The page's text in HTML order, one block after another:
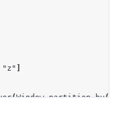
"z"
(Window.partition_by(
Row(RESULT=None),